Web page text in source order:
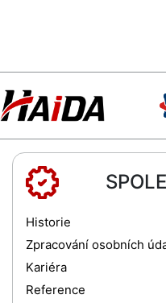
Historie
Zpracování osobních
Kariéra
Reference